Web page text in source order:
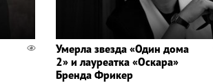
Умерла звезда «Один дома
2» и лауреатка «Оскара»
Бренда Фрикер